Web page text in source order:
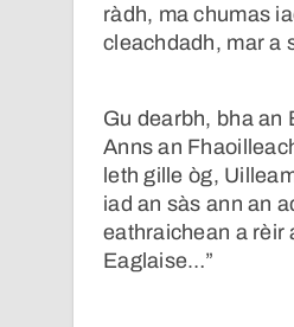
ràdh, ma chumas
cleachdadh, mar a
Gu dearbh, bha an
Anns an
leth gille òg,
iad an sàs ann an
eathraichean a rèir
Eaglaise…”